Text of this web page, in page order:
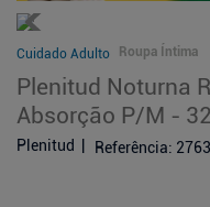
Cuidado Adulto Roupa Íntima
Plenitud Noturna
Absorção P/M -
Plenitud Referência: